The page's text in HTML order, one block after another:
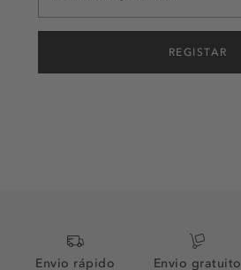
REGISTAR
Envio rápido Envio gratuito